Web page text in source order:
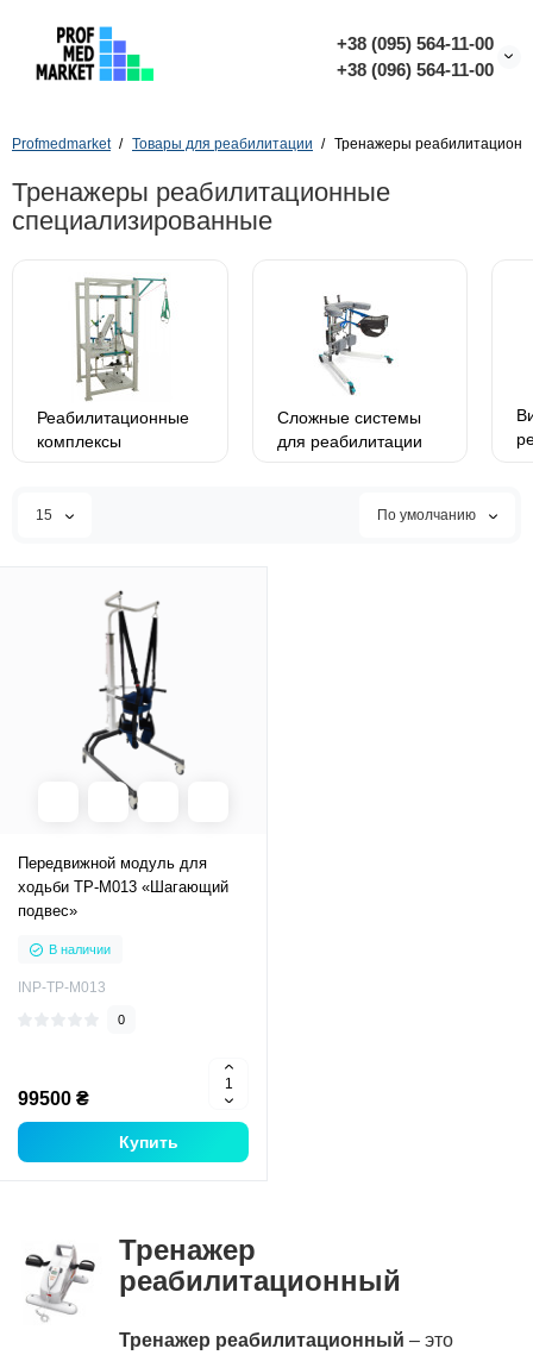
+38 (095) 564-11-00
+38 (096) 564-11-00
Profmedmarket Товары для реабилитации Тренажеры
Тренажеры реабилитационные
специализированные
Реабилитационные
комплексы
Сложные системы
для реабилитации
15 По умолчанию
Передвижной модуль для
ходьби ТР-М013 «Шагающий
подвес»
В наличии
INP-ТР-М013
0
99500 ₴
Купить
Тренажер
реабилитационный
Тренажер реабилитационный – это